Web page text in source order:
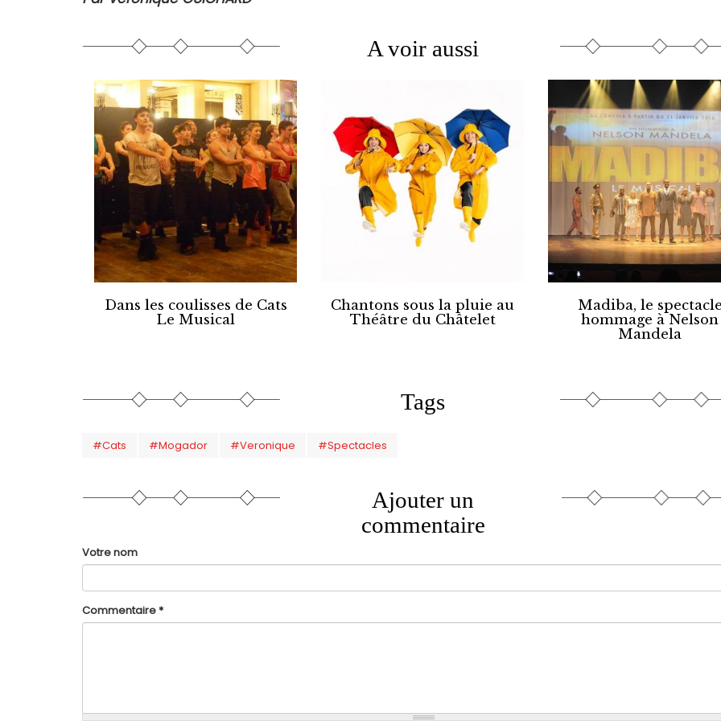
A voir aussi
Dans les coulisses de Cats
Le Musical
Chantons sous la pluie au
Théâtre du Châtelet
Madiba, le
hommage à Nelson
Mandela
Tags
#Cats #Mogador #Veronique #Spectacles
Ajouter un
commentaire
Votre nom
Commentaire *